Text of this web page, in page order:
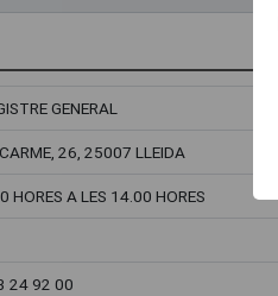
GENERAL
26, 25007 LLEIDA
HORES A LES 14.00 HORES
24 92 00